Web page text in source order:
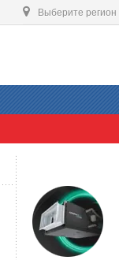
Выберите регион